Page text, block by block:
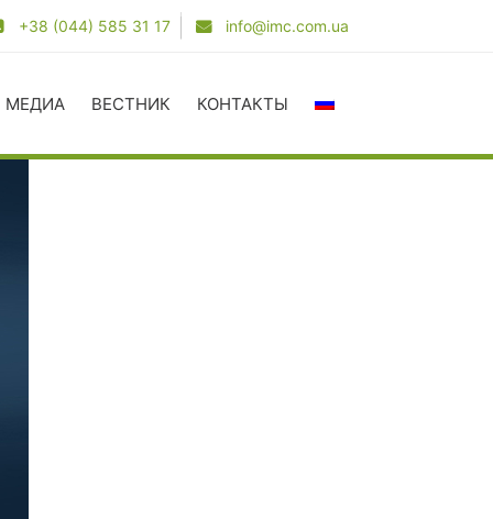
+38 (044) 585 31 17 info@imc.com.ua
МЕДИА ВЕСТНИК КОНТАКТЫ